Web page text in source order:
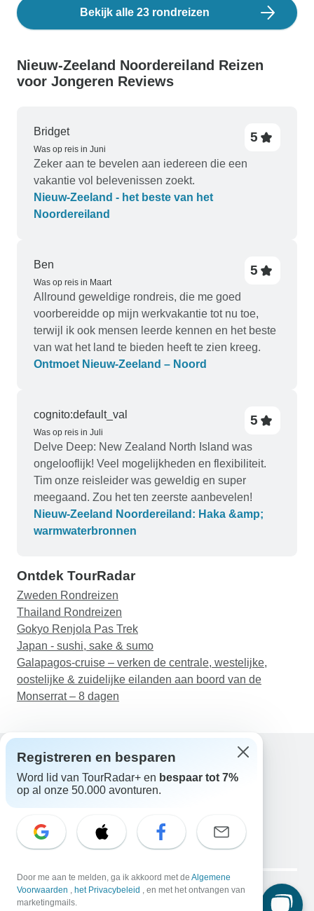
Bekijk alle 23 rondreizen
Nieuw-Zeeland Noordereiland Reizen
voor Jongeren Reviews
Bridget
Was op reis in Juni
5
Zeker aan te bevelen aan iedereen die een
vakantie vol belevenissen zoekt.
Nieuw-Zeeland - het beste van het
Noordereiland
Ben
Was op reis in Maart
5
Allround geweldige rondreis, die me goed
voorbereidde op mijn werkvakantie tot nu toe,
terwijl ik ook mensen leerde kennen en het beste
van wat het land te bieden heeft te zien kreeg.
Ontmoet Nieuw-Zeeland – Noord
cognito:default_val
Was op reis in Juli
5
Delve Deep: New Zealand North Island was
ongelooflijk! Veel mogelijkheden en flexibiliteit.
Tim onze reisleider was geweldig en super
meegaand. Zou het ten zeerste aanbevelen!
Nieuw-Zeeland Noordereiland: Haka &amp;
warmwaterbronnen
Ontdek TourRadar
Zweden Rondreizen
Thailand Rondreizen
Gokyo Renjola Pas Trek
Japan - sushi, sake & sumo
Galapagos-cruise – verken de centrale, westelijke,
oostelijke & zuidelijke eilanden aan boord van de
Monserrat – 8 dagen
Hulp
Neem contact met ons op
E-mail: support@tourradar.com
Taal selecteren
Copyright © TourRadar. Alle rechten voorbehouden.
Juridische kennisgeving Privacybeleid
Cookies
Registreren en besparen
Word lid van TourRadar+ en bespaar tot 7%
op al onze 50.000 avonturen.
Door me aan te melden, ga ik akkoord met de Algemene
Voorwaarden , het Privacybeleid , en met het ontvangen van
marketingmails.